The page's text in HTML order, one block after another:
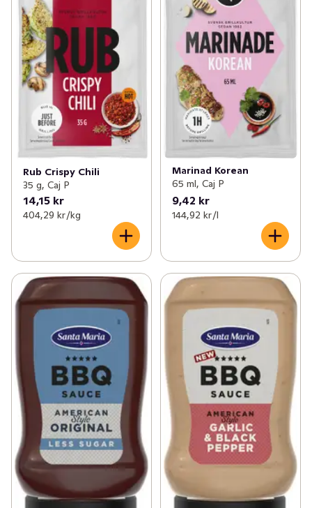
Rub Crispy Chili
35 g, Caj P
14,15 kr
404,29 kr /kg
Marinad Korean
65 ml, Caj P
9,42 kr
144,92 kr /l